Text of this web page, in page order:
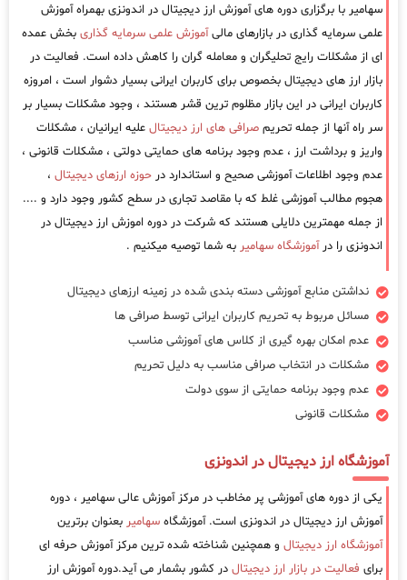
سهامیر با برگزاری دوره های آموزش ارز دیجیتال در اندونزی بهمراه آموزش
علمی سرمایه گذاری در بازارهای مالیآموزش علمی سرمایه گذاری بخش عمده
ای از مشکلات رایج تحلیگران و معامله گران را کاهش داده است. فعالیت در
بازار ارز های دیجیتال بخصوص برای کاربران ایرانی بسیار دشوار است ، امروزه
کاربران ایرانی در این بازار مظلوم ترین قشر هستند ، وجود مشکلات بسیار بر
سر راه آنها از جمله تحریم صرافی های ارز دیجیتال علیه ایرانیان ، مشکلات
واریز و برداشت ارز ، عدم وجود برنامه های حمایتی دولتی ، مشکلات قانونی ،
عدم وجود اطلاعات آموزشی صحیح و استاندارد در حوزه ارزهای دیجیتال ،
هجوم مطالب آموزشی غلط که با مقاصد تجاری در سطح کشور وجود دارد و ....
از جمله مهمترین دلایلی هستند که شرکت در دوره اموزش ارز دیجیتال در
اندونزی را درآموزشگاه سهامیر به شما توصیه میکنیم .
نداشتن منابع آموزشی دسته بندی شده در زمینه ارزهای دیجیتال
مسائل مربوط به تحریم کاربران ایرانی توسط صرافی ها
عدم امکان بهره گیری از کلاس های آموزشی مناسب
مشکلات در انتخاب صرافی مناسب به دلیل تحریم
عدم وجود برنامه حمایتی از سوی دولت
مشکلات قانونی
آموزشگاه ارز دیجیتال در اندونزی
یکی از دوره های آموزشی پر مخاطب در مرکز آموزش عالی سهامیر ، دوره
آموزش ارز دیجیتال در اندونزی است. آموزشگاه سهامیر بعنوان برترین
آموزشگاه ارز دیجیتال و همچنین شناخته شده ترین مرکز آموزش حرفه ای
برای فعالیت در بازار ارز دیجیتال در کشور بشمار می آید.دوره آموزش ارز